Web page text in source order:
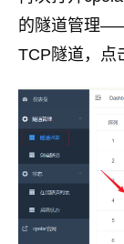
的隧道管理
TCP隧道，点